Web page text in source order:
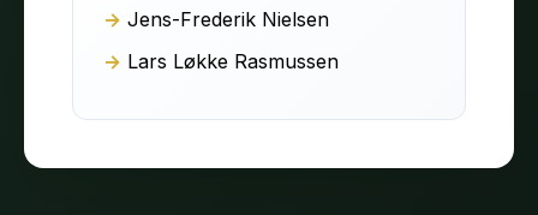
Jens-Frederik Nielsen
Lars Løkke Rasmussen